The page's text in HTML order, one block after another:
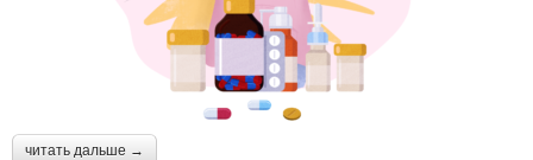
читать дальше →